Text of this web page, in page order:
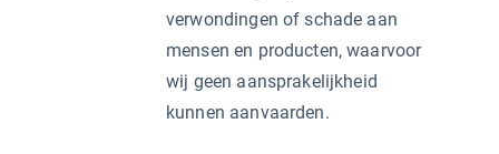
verwondingen of schade aan
mensen en producten, waarvoor
wij geen aansprakelijkheid
kunnen aanvaarden.